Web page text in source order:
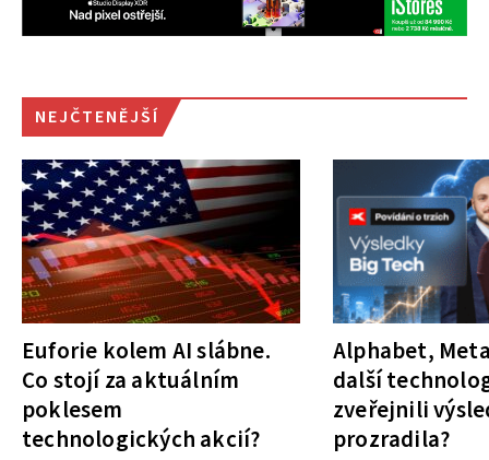
NEJČTENĚJŠÍ
Euforie kolem AI slábne.
Co stojí za aktuálním
poklesem
technologických akcií?
Alphabet,
další
zveřejnili
prozradila?